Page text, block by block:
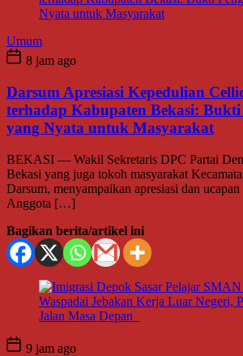
Umum
8 jam ago
Darsum Apresiasi Kepedulian
terhadap Kabupaten Bekasi: Bukti
yang Nyata untuk Masyarakat
BEKASI — Wakil Sekretaris DPC Partai
Bekasi yang juga tokoh masyarakat
Darsum, menyampaikan apresiasi dan
Anggota […]
Bagikan berita/artikel ini
9 jam ago